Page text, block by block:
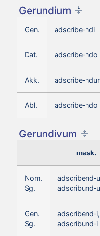
Gerundium
Gen. adscribe‑ndi
Dat. adscribe‑ndo
Akk.
Abl. adscribe‑ndo
Gerundivum
mask.
Nom.
Sg.
Gen.
Sg.
adscribend‑i,
adscribund‑i